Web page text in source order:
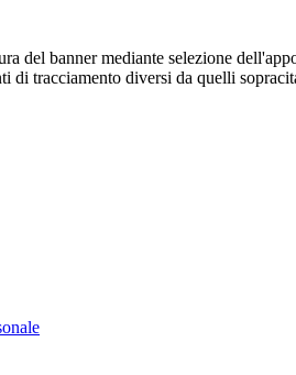
del banner mediante selezione
di tracciamento diversi da quelli